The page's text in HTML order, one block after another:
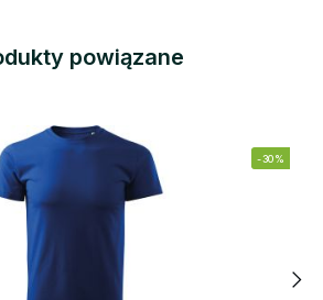
powiązane
-30%